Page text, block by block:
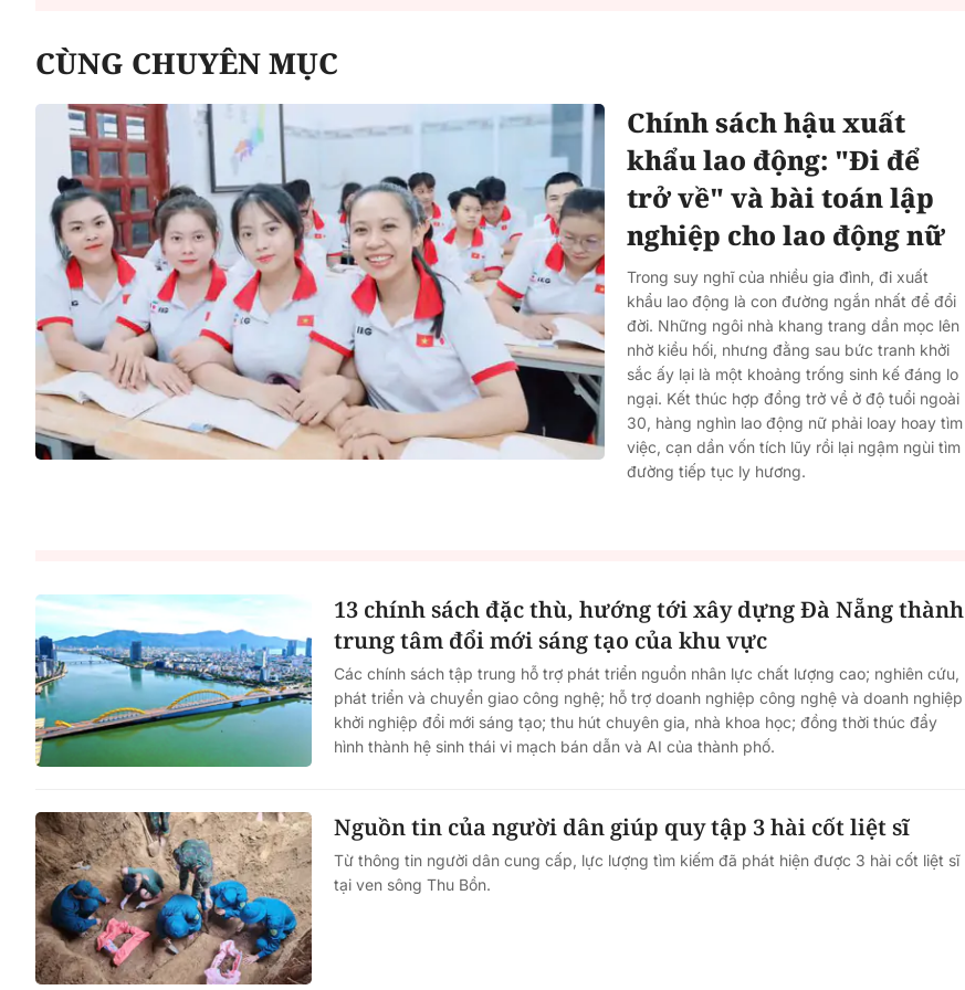
CÙNG CHUYÊN MỤC
Chính sách hậu xuất
khẩu lao động: "Đi để
trở về" và bài toán lập
nghiệp cho lao động nữ
Trong suy nghĩ của nhiều gia đình, đi xuất
khẩu lao động là con đường ngắn nhất để đổi
đời. Những ngôi nhà khang trang dần mọc lên
nhờ kiều hối, nhưng đằng sau bức tranh khởi
sắc ấy lại là một khoảng trống sinh kế đáng lo
ngại. Kết thúc hợp đồng trở về ở độ tuổi ngoài
30, hàng nghìn lao động nữ phải loay hoay tìm
việc, cạn dần vốn tích lũy rồi lại ngậm ngùi tìm
đường tiếp tục ly hương.
13 chính sách đặc thù, hướng tới xây dựng Đà Nẵng thành
trung tâm đổi mới sáng tạo của khu vực
Các chính sách tập trung hỗ trợ phát triển nguồn nhân lực chất lượng cao; nghiên cứu,
phát triển và chuyển giao công nghệ; hỗ trợ doanh nghiệp công nghệ và doanh nghiệp
khởi nghiệp đổi mới sáng tạo; thu hút chuyên gia, nhà khoa học; đồng thời thúc đẩy
hình thành hệ sinh thái vi mạch bán dẫn và AI của thành phố.
Nguồn tin của người dân giúp quy tập 3 hài cốt liệt sĩ
Từ thông tin người dân cung cấp, lực lượng tìm kiếm đã phát hiện được 3 hài cốt liệt sĩ
tại ven sông Thu Bồn.